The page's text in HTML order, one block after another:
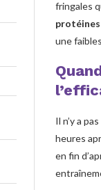
fringales
protéines
une
Il n’y a
heures
en fin